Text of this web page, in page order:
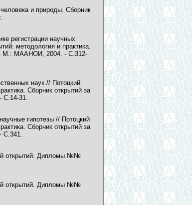
и природы. Сборник
регистрации научных
методология и практика.
- М.: МААНОИ, 2004. - C.312-
наук // Потоцкий
Сборник открытий за
31.
гипотезы // Потоцкий
Сборник открытий за
C.341.
открытий. Дипломы №№
открытий. Дипломы №№